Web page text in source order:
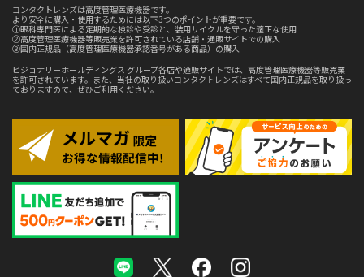
コンタクトレンズは高度管理医療機器です。
より安全に購入・使用するためには以下3つのポイントが重要です。
①眼科専門医による定期的な検診や受診と、装用サイクルを守った適正な使用
②高度管理医療機器等販売業を許可されている店舗・通販サイトでの購入
③国内正規品（高度管理医療機器承認番号がある商品）の購入
ビジョナリーホールディングス グループ各店や通販サイトでは、高度管理医療機器等販売業
を許可されています。また、当社の取り扱いコンタクトレンズはすべて国内正規品を取り扱っ
ておりますので、ぜひご利用ください。